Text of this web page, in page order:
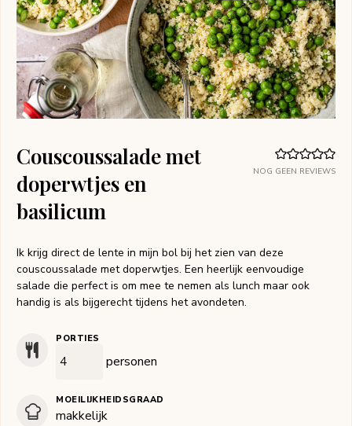
NOG GEEN REVIEWS
Couscoussalade met
doperwtjes en
basilicum
Ik krijg direct de lente in mijn bol bij het zien van deze
couscoussalade met doperwtjes. Een heerlijk eenvoudige
salade die perfect is om mee te nemen als lunch maar ook
handig is als bijgerecht tijdens het avondeten.
PORTIES
personen
MOEILIJKHEIDSGRAAD
makkelijk